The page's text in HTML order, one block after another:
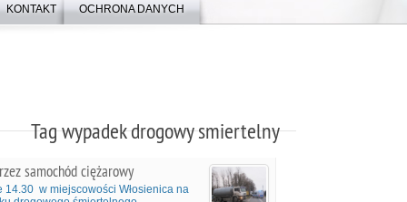
KONTAKT OCHRONA DANYCH
Tag wypadek drogowy smiertelny
samochód ciężarowy
14.30 w miejscowości Włosienica na